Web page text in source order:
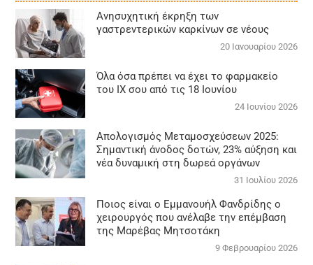
Aνησυχητική έκρηξη των
γαστρεντερικών καρκίνων σε νέους
20 Ιανουαρίου 2026
Όλα όσα πρέπει να έχει το φαρμακείο
του ΙΧ σου από τις 18 Ιουνίου
24 Ιουνίου 2026
Απολογισμός Μεταμοσχεύσεων 2025:
Σημαντική άνοδος δοτών, 23% αύξηση και
νέα δυναμική στη δωρεά οργάνων
31 Ιουλίου 2026
Ποιος είναι ο Εμμανουήλ Φανδρίδης ο
χειρουργός που ανέλαβε την επέμβαση
της Μαρέβας Μητσοτάκη
9 Φεβρουαρίου 2026